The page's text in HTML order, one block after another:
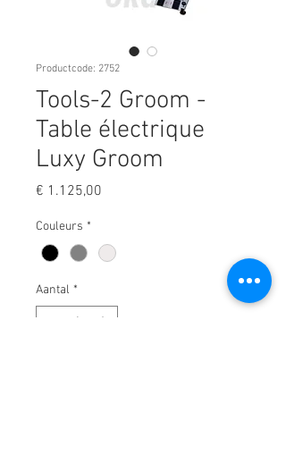
Productcode: 2752
Tools-2 Groom -
Table électrique
Luxy Groom
€ 1.125,00
Couleurs *
Aantal *